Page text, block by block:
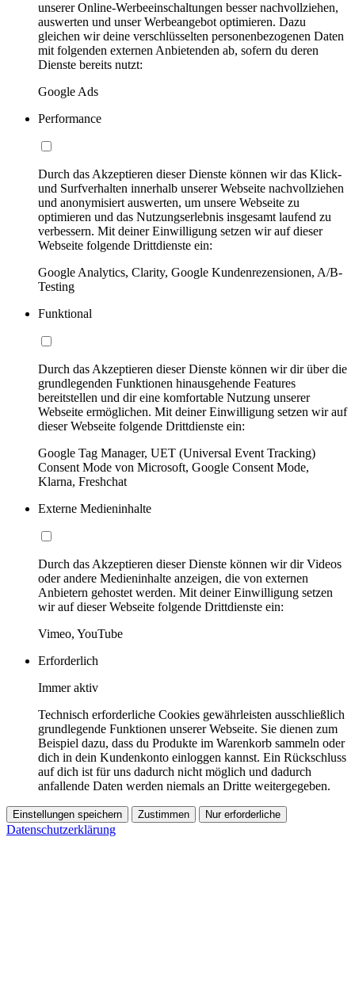
unserer Online-Werbeeinschaltungen besser nachvollziehen,
auswerten und unser Werbeangebot optimieren. Dazu
gleichen wir deine verschlüsselten personenbezogenen Daten
mit folgenden externen Anbietenden ab, sofern du deren
Dienste bereits nutzt:
Google Ads
Performance
Durch das Akzeptieren dieser Dienste können wir das Klick-
und Surfverhalten innerhalb unserer Webseite nachvollziehen
und anonymisiert auswerten, um unsere Webseite zu
optimieren und das Nutzungserlebnis insgesamt laufend zu
verbessern. Mit deiner Einwilligung setzen wir auf dieser
Webseite folgende Drittdienste ein:
Google Analytics, Clarity, Google Kundenrezensionen, A/B-
Testing
Funktional
Durch das Akzeptieren dieser Dienste können wir dir über die
grundlegenden Funktionen hinausgehende Features
bereitstellen und dir eine komfortable Nutzung unserer
Webseite ermöglichen. Mit deiner Einwilligung setzen wir auf
dieser Webseite folgende Drittdienste ein:
Google Tag Manager, UET (Universal Event Tracking)
Consent Mode von Microsoft, Google Consent Mode,
Klarna, Freshchat
Externe Medieninhalte
Durch das Akzeptieren dieser Dienste können wir dir Videos
oder andere Medieninhalte anzeigen, die von externen
Anbietern gehostet werden. Mit deiner Einwilligung setzen
wir auf dieser Webseite folgende Drittdienste ein:
Vimeo, YouTube
Erforderlich
Immer aktiv
Technisch erforderliche Cookies gewährleisten ausschließlich
grundlegende Funktionen unserer Webseite. Sie dienen zum
Beispiel dazu, dass du Produkte im Warenkorb sammeln oder
dich in dein Kundenkonto einloggen kannst. Ein Rückschluss
auf dich ist für uns dadurch nicht möglich und dadurch
anfallende Daten werden niemals an Dritte weitergegeben.
Einstellungen speichern Zustimmen Nur erforderliche
Datenschutzerklärung